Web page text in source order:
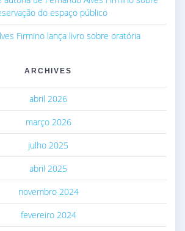
do espaço público
Firmino lança livro sobre oratória
ARCHIVES
abril 2026
março 2026
julho 2025
abril 2025
novembro 2024
fevereiro 2024